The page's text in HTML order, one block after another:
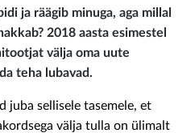
ja räägib minuga, aga millal
2018 aasta esimestel
välja oma uute
teha lubavad.
juba sellisele tasemele, et
välja tulla on ülimalt